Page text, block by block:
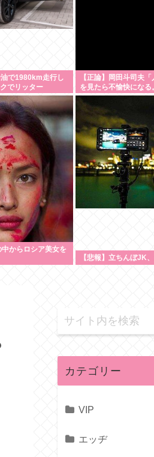
で1980km走行し
でリッター
【正論】岡田斗司夫
を見たら不愉快にな
だ」
中からロシア美女を
【悲報】立ちんぼJK
カテゴリー
VIP
エッヂ